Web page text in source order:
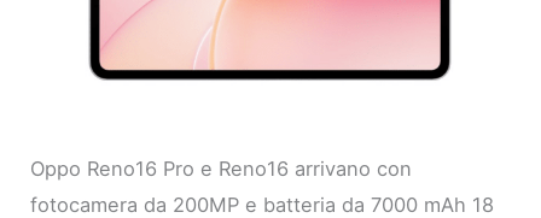
Oppo Reno16 Pro e Reno16 arrivano con
fotocamera da 200MP e batteria da 7000 mAh 18